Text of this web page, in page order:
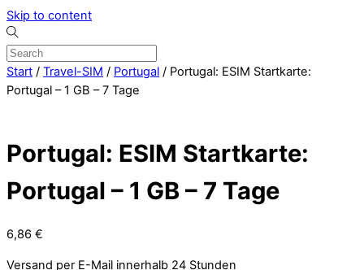
Skip to content
Start / Travel-SIM / Portugal / Portugal: ESIM Startkarte:
Portugal – 1 GB – 7 Tage
Portugal: ESIM Startkarte:
Portugal – 1 GB – 7 Tage
6,86 €
Versand per E-Mail innerhalb 24 Stunden